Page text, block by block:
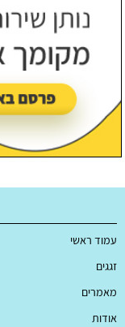
עמוד ראשי
זגגים
מאמרים
אודות